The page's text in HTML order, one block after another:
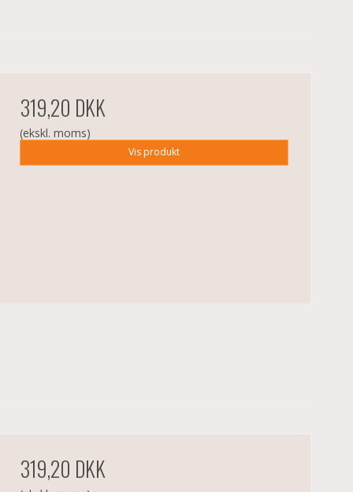
319,20 DKK
(ekskl. moms)
Vis produkt
319,20 DKK